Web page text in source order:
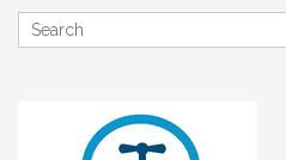
Search
for